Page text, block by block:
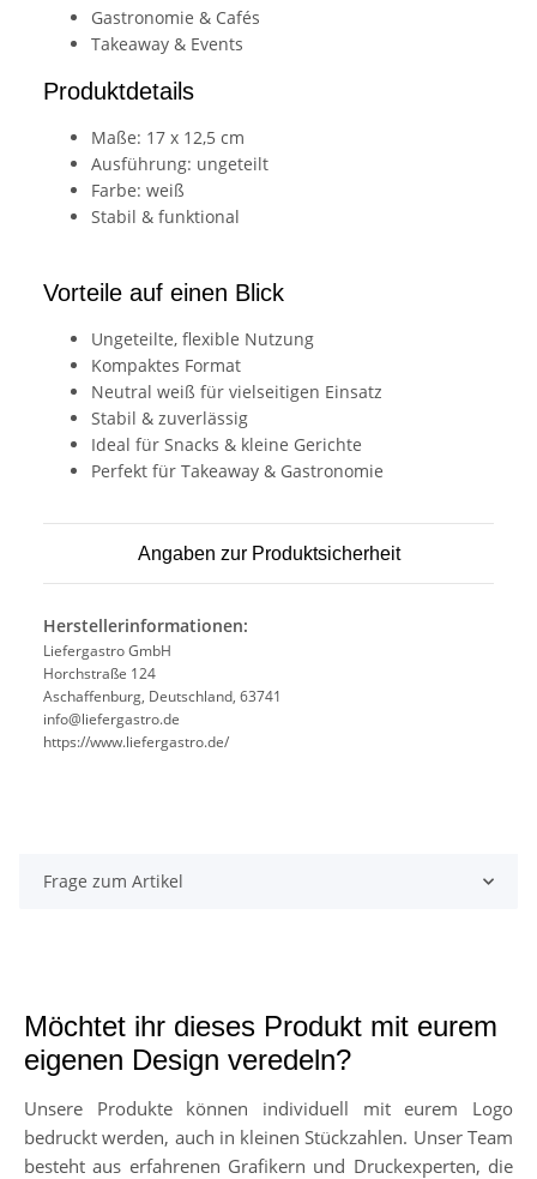
Gastronomie & Cafés
Takeaway & Events
Produktdetails
Maße: 17 x 12,5 cm
Ausführung: ungeteilt
Farbe: weiß
Stabil & funktional
Vorteile auf einen Blick
Ungeteilte, flexible Nutzung
Kompaktes Format
Neutral weiß für vielseitigen Einsatz
Stabil & zuverlässig
Ideal für Snacks & kleine Gerichte
Perfekt für Takeaway & Gastronomie
Angaben zur Produktsicherheit
Herstellerinformationen:
Liefergastro GmbH
Horchstraße 124
Aschaffenburg, Deutschland, 63741
info@liefergastro.de
https://www.liefergastro.de/
Frage zum Artikel
Möchtet ihr dieses Produkt mit eurem
eigenen Design veredeln?
Unsere Produkte können individuell mit eurem Logo
bedruckt werden, auch in kleinen Stückzahlen. Unser Team
besteht aus erfahrenen Grafikern und Druckexperten, die